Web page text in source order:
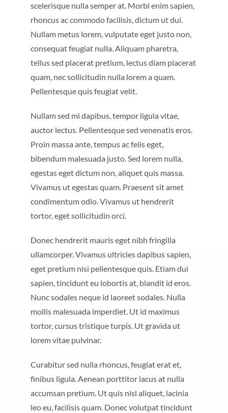
scelerisque nulla semper at. Morbi enim sapien,
rhoncus ac commodo facilisis, dictum ut dui.
Nullam metus lorem, vulputate eget justo non,
consequat feugiat nulla. Aliquam pharetra,
tellus sed placerat pretium, lectus diam placerat
quam, nec sollicitudin nulla lorem a quam.
Pellentesque quis feugiat velit.
Nullam sed mi dapibus, tempor ligula vitae,
auctor lectus. Pellentesque sed venenatis eros.
Proin massa ante, tempus ac felis eget,
bibendum malesuada justo. Sed lorem nulla,
egestas eget dictum non, aliquet quis massa.
Vivamus ut egestas quam. Praesent sit amet
condimentum odio. Vivamus ut hendrerit
tortor, eget sollicitudin orci.
Donec hendrerit mauris eget nibh fringilla
ullamcorper. Vivamus ultricies dapibus sapien,
eget pretium nisi pellentesque quis. Etiam dui
sapien, tincidunt eu lobortis at, blandit id eros.
Nunc sodales neque id laoreet sodales. Nulla
mollis malesuada imperdiet. Ut id maximus
tortor, cursus tristique turpis. Ut gravida ut
lorem vitae pulvinar.
Curabitur sed nulla rhoncus, feugiat erat et,
finibus ligula. Aenean porttitor lacus at nulla
accumsan pretium. Ut quis nisl aliquet, lacinia
leo eu, facilisis quam. Donec volutpat tincidunt